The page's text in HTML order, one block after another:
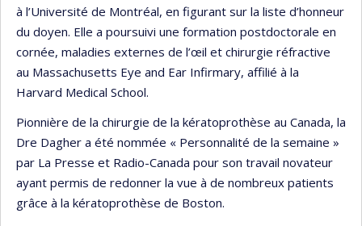
à l’Université de Montréal, en figurant sur la liste d’honneur
du doyen. Elle a poursuivi une formation postdoctorale en
cornée, maladies externes de l’œil et chirurgie réfractive
au Massachusetts Eye and Ear Infirmary, affilié à la
Harvard Medical School.
Pionnière de la chirurgie de la kératoprothèse au Canada, la
Dre Dagher a été nommée « Personnalité de la semaine »
par La Presse et Radio-Canada pour son travail novateur
ayant permis de redonner la vue à de nombreux patients
grâce à la kératoprothèse de Boston.